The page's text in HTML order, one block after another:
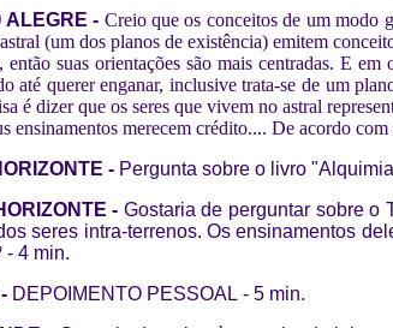
ALEGRE - Creio que os conceitos de um modo
(um dos planos de existência) emitem
suas orientações são mais centradas. E
até querer enganar, inclusive trata-se de um
é dizer que os seres que vivem no astral
ensinamentos merecem crédito.... De acordo
- Pergunta sobre o livro
- Gostaria de perguntar sobre o
seres intra-terrenos. Os ensinamentos
- 4 min.
DEPOIMENTO PESSOAL - 5 min.